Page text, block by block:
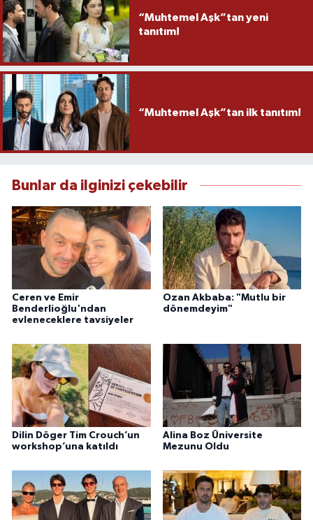
“Muhtemel Aşk”tan yeni
tanıtım!
“Muhtemel Aşk”tan ilk tanıtım!
Bunlar da ilginizi çekebilir
Ceren ve Emir
Benderlioğlu'ndan
evleneceklere tavsiyeler
Ozan Akbaba: "Mutlu bir
dönemdeyim"
Dilin Döger Tim Crouch’un
workshop’una katıldı
Alina Boz Üniversite
Mezunu Oldu